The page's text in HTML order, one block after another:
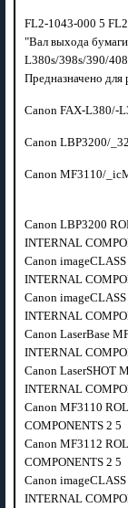
FL2-1043-000 5
"Вал выхода
L380s/398s/390/
Предназначено
Canon FAX-L380/-
Canon LBP3200/
Canon MF3110/
Canon LBP3200
INTERNAL
Canon
INTERNAL
Canon
INTERNAL
Canon LaserBase
INTERNAL
Canon LaserSHOT
INTERNAL
Canon MF3110
COMPONENTS 2 5
Canon MF3112
COMPONENTS 2 5
Canon
INTERNAL